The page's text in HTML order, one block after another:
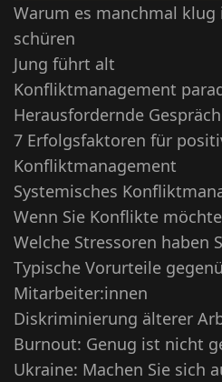
Warum es manchmal
schüren
Jung führt alt
Konfliktmanagement
Herausfordernde
7 Erfolgsfaktoren für
Konfliktmanagement
Systemisches
Wenn Sie Konflikte
Welche Stressoren haben
Typische Vorurteile
Mitarbeiter:innen
Diskriminierung älterer
Burnout: Genug ist nicht
Ukraine: Machen Sie sich